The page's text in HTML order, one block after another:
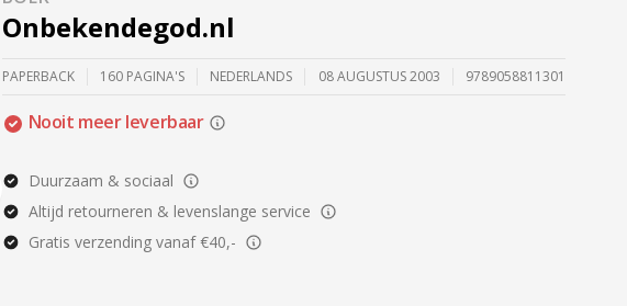
Onbekendegod.nl
PAPERBACK 160 PAGINA'S NEDERLANDS 08 AUGUSTUS 2003 9789058811301
Nooit meer leverbaar
Duurzaam & sociaal
Altijd retourneren & levenslange service
Gratis verzending vanaf €40,-